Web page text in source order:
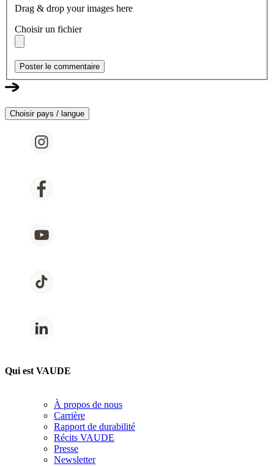
Drag & drop your images here
Choisir un fichier
Poster le commentaire
Choisir pays / langue
Qui est VAUDE
À propos de nous
Carrière
Rapport de durabilité
Récits VAUDE
Presse
Newsletter